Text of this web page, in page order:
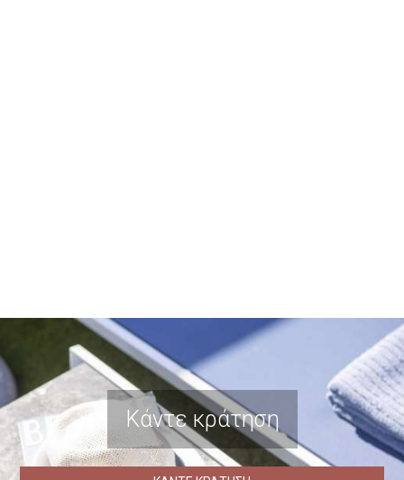
Κάντε κράτηση